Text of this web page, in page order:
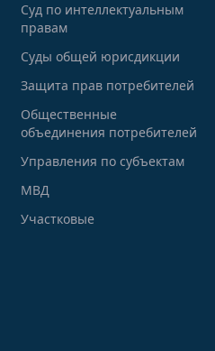
Суд по интеллектуальным
правам
Суды общей юрисдикции
Защита прав потребителей
Общественные
объединения потребителей
Управления по субъектам
МВД
Участковые